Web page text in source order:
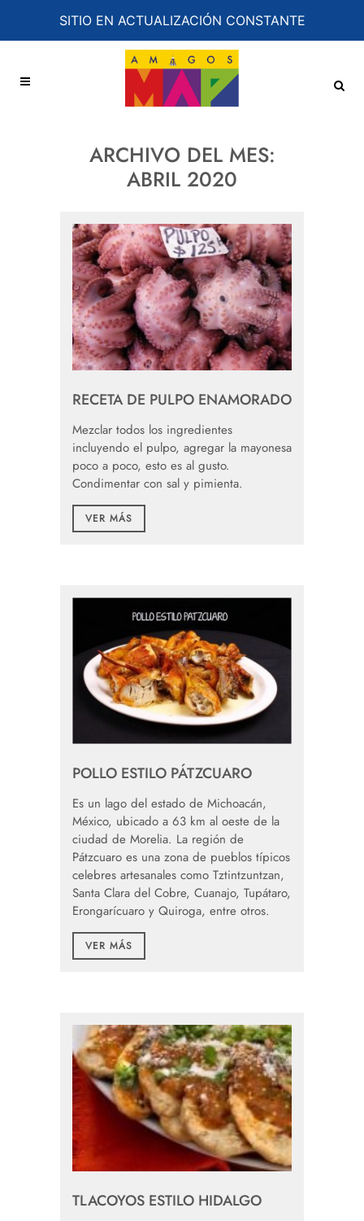
SITIO EN ACTUALIZACIÓN CONSTANTE
ARCHIVO DEL MES:
ABRIL 2020
RECETA DE PULPO ENAMORADO
Mezclar todos los ingredientes
incluyendo el pulpo, agregar la mayonesa
poco a poco, esto es al gusto.
Condimentar con sal y pimienta.
VER MÁS
POLLO ESTILO PÁTZCUARO
Es un lago del estado de Michoacán,
México, ubicado a 63 km al oeste de la
ciudad de Morelia. La región de
Pátzcuaro es una zona de pueblos típicos
celebres artesanales como Tztintzuntzan,
Santa Clara del Cobre, Cuanajo, Tupátaro,
Erongarícuaro y Quiroga, entre otros.
VER MÁS
TLACOYOS ESTILO HIDALGO